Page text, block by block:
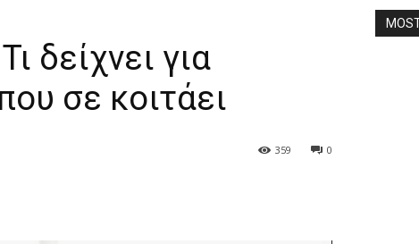
δείχνει για
σε κοιτάει
0
359